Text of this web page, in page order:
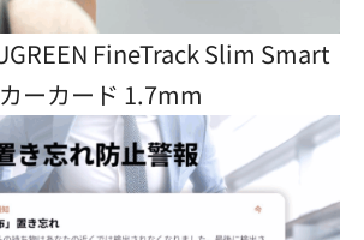
FineTrack Slim Smart
ーカード 1.7mm